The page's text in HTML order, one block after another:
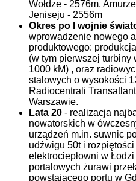
Wołdze - 2576m,
Jeniseju - 2556m
Okres po I wojnie
wprowadzenie nowego
produktowego:
(w tym pierwszej turbiny
1000 kM) , oraz
stalowych o wysokości
Radiocentrali
Warszawie.
Lata 20 - realizacja
nowatorskich w
urządzeń m.in. suwnic
udźwigu 50t i rozpiętości
elektrociepłowni w Łodzi
portalowych żurawi
powstającego portu w